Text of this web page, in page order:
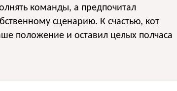
команды, а предпочитал
сценарию. К счастью, кот
положение и оставил целых полчаса